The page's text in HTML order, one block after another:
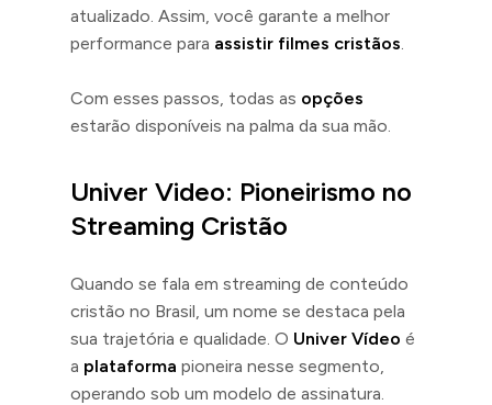
atualizado. Assim, você garante a melhor
performance para assistir filmes cristãos
Com esses passos, todas as opções
estarão disponíveis na palma da sua mão.
Univer Video: Pioneirismo no
Streaming Cristão
Quando se fala em streaming de conteúdo
cristão no Brasil, um nome se destaca pela
sua trajetória e qualidade. O Univer Vídeo é
a plataforma pioneira nesse segmento,
operando sob um modelo de assinatura.